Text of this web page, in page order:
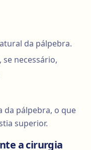
da pálpebra.
se necessário,
da pálpebra, o que
superior.
a cirurgia